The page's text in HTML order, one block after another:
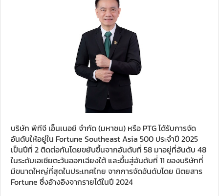
บริษัท พีทีจี เอ็นเนอยี จำกัด (มหาชน) หรือ PTG ได้รับการจัด
อันดับให้อยู่ใน Fortune Southeast Asia 500 ประจำปี 2025
เป็นปีที่ 2 ติดต่อกันโดยขยับขึ้นจากอันดับที่ 58 มาอยู่ที่อันดับ 48
ในระดับเอเชียตะวันออกเฉียงใต้ และขึ้นสู่อันดับที่ 11 ของบริษัทที่
มีขนาดใหญ่ที่สุดในประเทศไทย จากการจัดอันดับโดย นิตยสาร
Fortune ซึ่งอ้างอิงจากรายได้ในปี 2024